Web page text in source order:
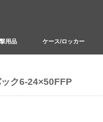
用品 ケース/ロッカー
ク6-24×50FFP